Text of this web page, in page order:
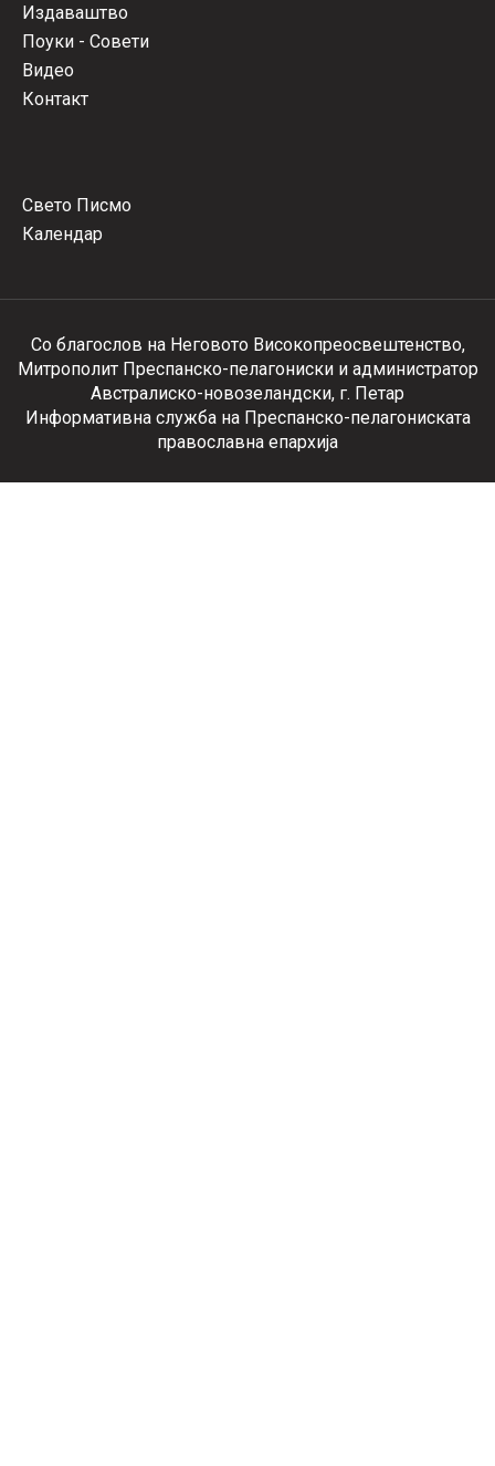
Издаваштво
Поуки - Совети
Видео
Контакт
Свето Писмо
Календар
Со благослов на Неговото Високопреосвештенство,
Митрополит Преспанско-пелагониски и администратор
Австралиско-новозеландски, г. Петар
Информативна служба на Преспанско-пелагониската
православна епархија